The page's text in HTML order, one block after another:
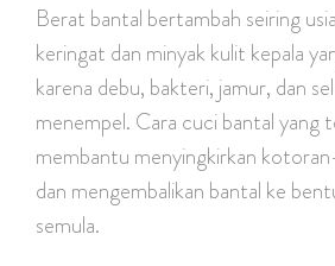
Berat bantal bertambah seiring
keringat dan minyak kulit kepala
karena debu, bakteri, jamur, dan
menempel. Cara cuci bantal yang
membantu menyingkirkan
dan mengembalikan bantal ke
semula.